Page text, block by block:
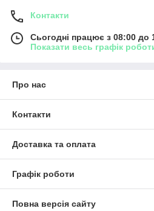
Контакти
Сьогодні працює з 08:00 до
Показати весь графік
Про нас
Контакти
Доставка та оплата
Графік роботи
Повна версія сайту